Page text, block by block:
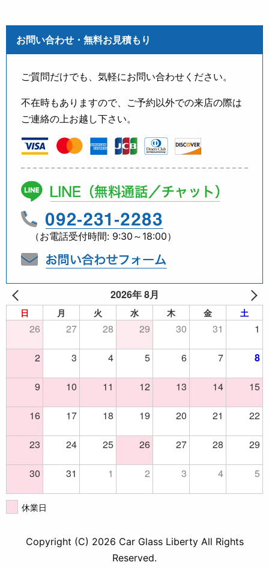
お問い合わせ・無料お見積もり
ご質問だけでも、気軽にお問い合わせください。
不在時もありますので、ご予約以外での来店の際は
ご連絡の上お越し下さい。
（お電話受付時間: 9:30～18:00）
2026年 8月
日 月 火 水 木 金 土
26 27 28 29 30 31 1
2 3 4 5 6 7 8
9 10 11 12 13 14 15
16 17 18 19 20 21 22
23 24 25 26 27 28 29
30 31 1 2 3 4 5
休業日
Copyright (C) 2026 Car Glass Liberty All Rights
Reserved.